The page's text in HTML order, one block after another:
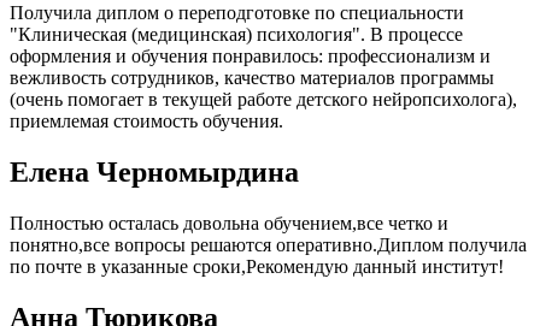
Получила диплом о переподготовке по специальности
"Клиническая (медицинская) психология". В процессе
оформления и обучения понравилось: профессионализм и
вежливость сотрудников, качество материалов программы
(очень помогает в текущей работе детского нейропсихолога),
приемлемая стоимость обучения.
Елена Черномырдина
Полностью осталась довольна обучением,все четко и
понятно,все вопросы решаются оперативно.Диплом получила
по почте в указанные сроки,Рекомендую данный институт!
Анна Тюрикова